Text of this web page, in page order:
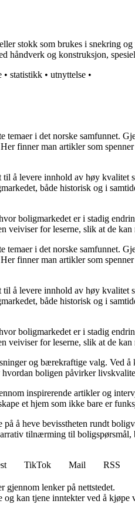
stokk som brukes i snekring
og konstruksjon,
• statistikk • utnyttelse •
i det norske samfunnet.
finner man artikler som
å levere innhold av høy
både historisk og i
boligmarkedet er i stadig
veiviser for leserne, slik at de
i det norske samfunnet.
finner man artikler som
å levere innhold av høy
både historisk og i
boligmarkedet er i stadig
veiviser for leserne, slik at de
og bærekraftige valg. Ved
boligen påvirker
inspirerende artikler og
et hjem som ikke bare er
å heve bevisstheten rundt
tilnærming til
TikTok Mail
RSS
gjennom lenker på nettstedet.
kan tjene inntekter ved å